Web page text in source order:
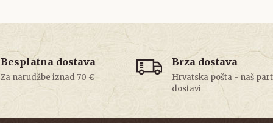
Besplatna dostava
Za narudžbe iznad 70 €
Brza dostava
Hrvatska pošta - naš
dostavi